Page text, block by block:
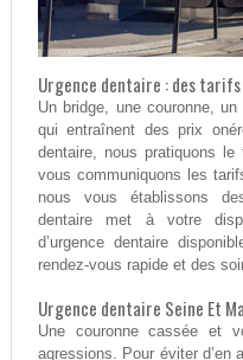
Urgence dentaire : des
Un bridge, une couronne,
qui entraînent des prix
dentaire, nous pratiquons
vous communiquons les
nous vous établissons
dentaire met à votre
d’urgence dentaire
rendez-vous rapide et des
Urgence dentaire Seine Et
Une couronne cassée et
agressions. Pour éviter d’en